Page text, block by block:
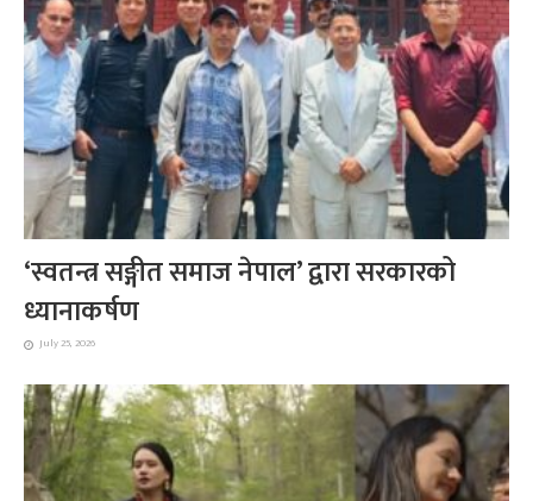
‘स्वतन्त्र सङ्गीत समाज नेपाल’ द्वारा सरकारको
ध्यानाकर्षण
July 25, 2026